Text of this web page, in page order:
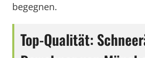
begegnen.
Top-Qualität: